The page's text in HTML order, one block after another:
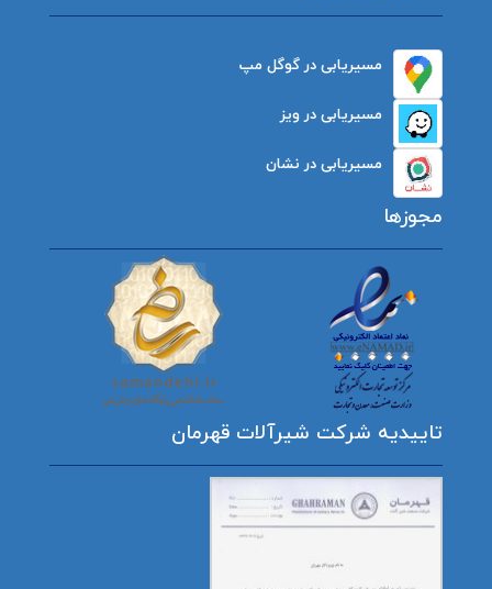
مسیریابی در گوگل مپ
مسیریابی در ویز
مسیریابی در نشان
مجوزها
تاییدیه شرکت شیرآلات قهرمان